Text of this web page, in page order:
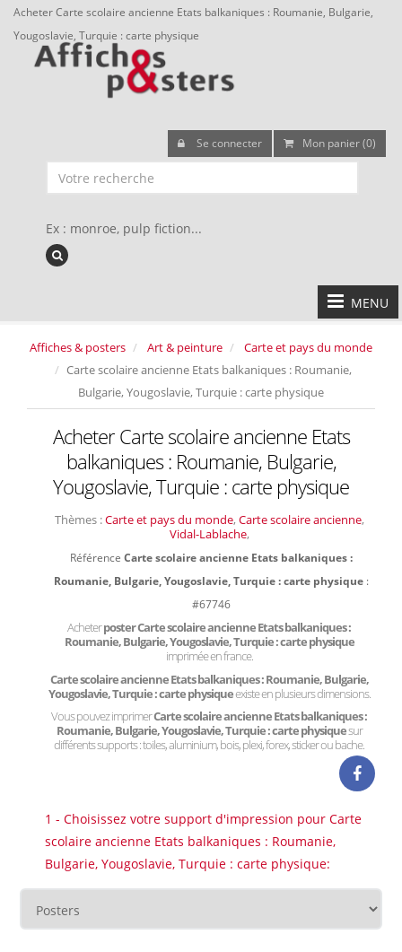
Acheter Carte scolaire ancienne Etats balkaniques : Roumanie, Bulgarie,
Yougoslavie, Turquie : carte physique
Se connecter Mon panier (0)
Ex : monroe, pulp fiction...
MENU
Affiches & posters Art & peinture
Carte et pays du monde
Carte scolaire ancienne Etats balkaniques : Roumanie,
Bulgarie, Yougoslavie, Turquie : carte physique
Acheter Carte scolaire ancienne Etats
balkaniques : Roumanie, Bulgarie,
Yougoslavie, Turquie : carte physique
Thèmes :Carte et pays du monde, Carte scolaire ancienne,
Vidal-Lablache,
Référence Carte scolaire ancienne Etats balkaniques :
Roumanie, Bulgarie, Yougoslavie, Turquie : carte physique :
#67746
Acheterposter Carte scolaire ancienne Etats balkaniques :
Roumanie, Bulgarie, Yougoslavie, Turquie : carte physique
imprimée en france.
Carte scolaire ancienne Etats balkaniques : Roumanie, Bulgarie,
Yougoslavie, Turquie : carte physiqueexiste en plusieurs dimensions.
Vous pouvez imprimerCarte scolaire ancienne Etats balkaniques :
Roumanie, Bulgarie, Yougoslavie, Turquie : carte physiquesur
différents supports : toiles, aluminium, bois, plexi, forex, sticker ou bache.
1 - Choisissez votre support d'impression pour Carte
scolaire ancienne Etats balkaniques : Roumanie,
Bulgarie, Yougoslavie, Turquie : carte physique: